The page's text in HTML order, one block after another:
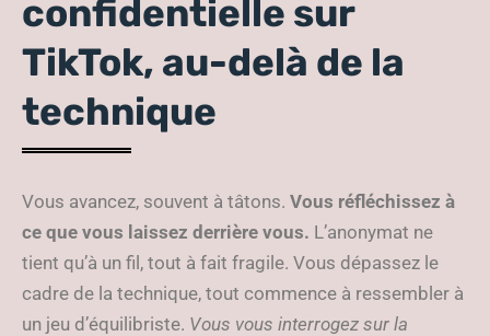
confidentielle sur
TikTok, au-delà de la
technique
Vous avancez, souvent à tâtons. Vous réfléchissez à
ce que vous laissez derrière vous. L’anonymat ne
tient qu’à un fil, tout à fait fragile. Vous dépassez le
cadre de la technique, tout commence à ressembler à
un jeu d’équilibriste. Vous vous interrogez sur la